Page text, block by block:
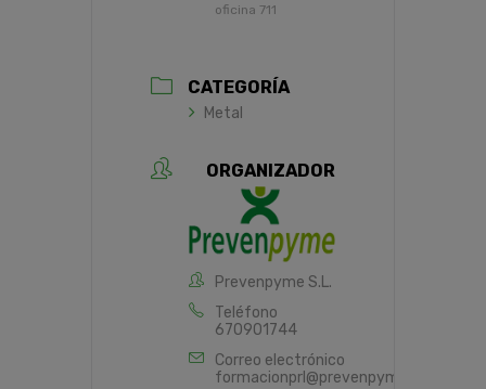
oficina 711
CATEGORÍA
Metal
ORGANIZADOR
Prevenpyme S.L.
Teléfono
670901744
Correo electrónico
formacionprl@prevenpyme.es